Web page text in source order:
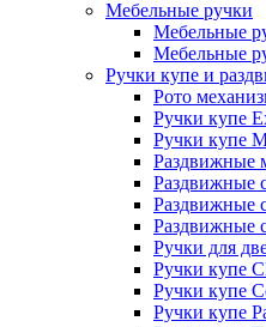
Мебельные ручки
Мебельные
Мебельные
Ручки купе и
Рото
Ручки купе
Ручки купе
Раздвижные
Раздвижные
Раздвижные
Раздвижные
Ручки для
Ручки купе
Ручки купе
Ручки купе